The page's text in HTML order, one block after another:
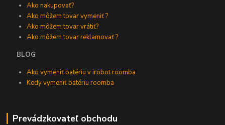
Ako nakupovať?
Ako môžem tovar vymeniť ?
Ako môžem tovar vrátiť?
Ako môžem tovar reklamovať ?
BLOG
Ako vymeniť batériu v irobot roomba
Kedy vymeniť batériu roomba
Prevádzkovateľ obchodu